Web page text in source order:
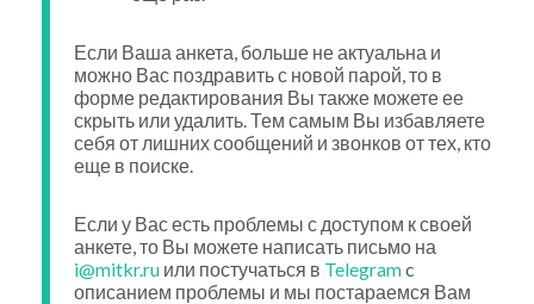
Если Ваша анкета, больше не актуальна и
можно Вас поздравить с новой парой, то в
форме редактирования Вы также можете ее
скрыть или удалить. Тем самым Вы избавляете
себя от лишних сообщений и звонков от тех, кто
еще в поиске.
Если у Вас есть проблемы с доступом к своей
анкете, то Вы можете написать письмо на
i@mitkr.ru или постучаться в Telegramc
описанием проблемы и мы постараемся Вам